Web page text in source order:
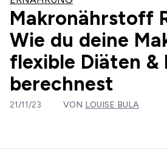
Makronährstoff
Wie du deine
flexible Diäten &
berechnest
21/11/23 VON LOUISE BULA